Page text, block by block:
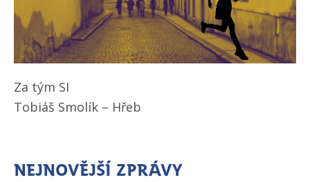
Za tým SI
Tobiáš Smolík – Hřeb
Nejnovější zprávy